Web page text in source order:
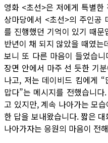
영화 <초선>은 저에게 특별
상마당에서 <초선>의 주인공
를 진행했던 기억이 있기 때
반년이 채 되지 않았을 때였
보니 또 다른 마음이 들었습
장면 안에서 마주 선 듯한 기
나고, 저는 데이비드 킴에게
맙다”는 메시지를 전했습니
고 있지만, 계속 나아가는 모
한 답을 보내왔습니다. 짧은
나아가자는 응원의 마음이 전